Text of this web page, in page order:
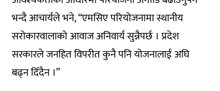
भन्दै आचार्यले भने, “एमसिए परियोजनामा स्थानीय
सरोकारवालाको आवाज अनिवार्य सुन्नैपर्छ । प्रदेश
सरकारले जनहित विपरीत कुनै पनि योजनालाई अघि
बढ्न दिँदैन ।”